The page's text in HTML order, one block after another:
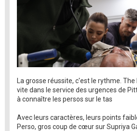
La grosse réussite, c'est le rythme.
vite dans le service des urgences de
à connaître les persos sur le tas
Avec leurs caractères, leurs points
Perso, gros coup de cœur sur Supriya